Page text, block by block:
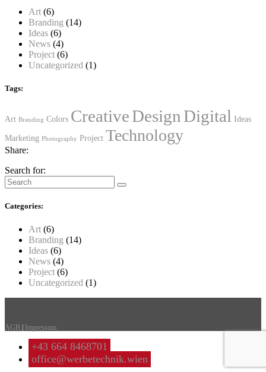
Art (6)
Branding (14)
Ideas (6)
News (4)
Project (6)
Uncategorized (1)
Tags:
Art Branding Colors CreativeDesign Digital Ideas
Marketing Photography Project Technology
Share:
Search for:
Categories:
Art (6)
Branding (14)
Ideas (6)
News (4)
Project (6)
Uncategorized (1)
AGB Impressum
+43 664 8468701
office@werbetechnik.wien